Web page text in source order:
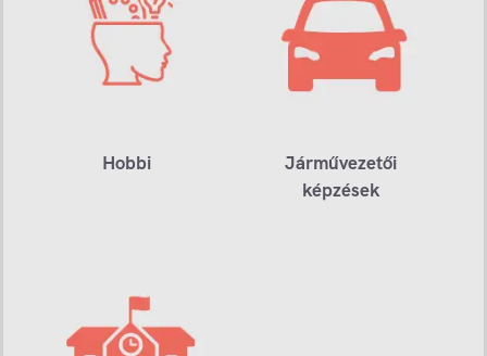
Hobbi
Járművezetői
képzések